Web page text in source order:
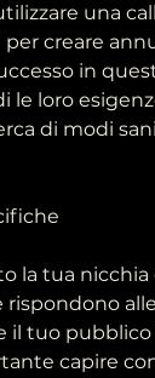
una
creare
in
loro
di modi
la tua
il tuo
capire